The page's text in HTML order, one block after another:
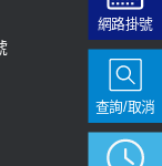
石、
網路掛號
查詢/取消